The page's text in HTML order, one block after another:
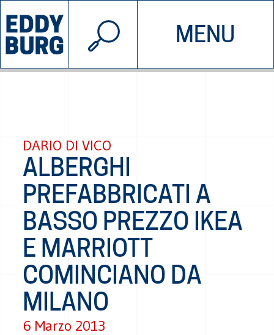
MENU
INIZIATIVE CHI SIAMO
© 2026 EDDYBURG
DARIO DI VICO
ALBERGHI
PREFABBRICATI A
BASSO PREZZO IKEA
E MARRIOTT
COMINCIANO DA
MILANO
6 Marzo 2013